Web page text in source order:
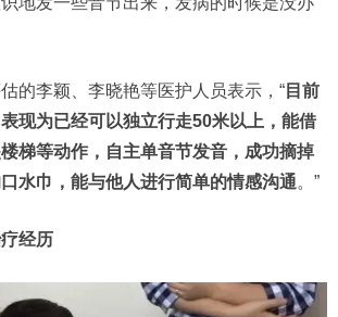
的李颖、李晓艳等医护人员表示，“ 目前
现为已经可以独立行走50米以上，能借
梯等动作，自主单音节发音，成功摘掉
水巾，能与他人进行简单的情感沟通。”
经历